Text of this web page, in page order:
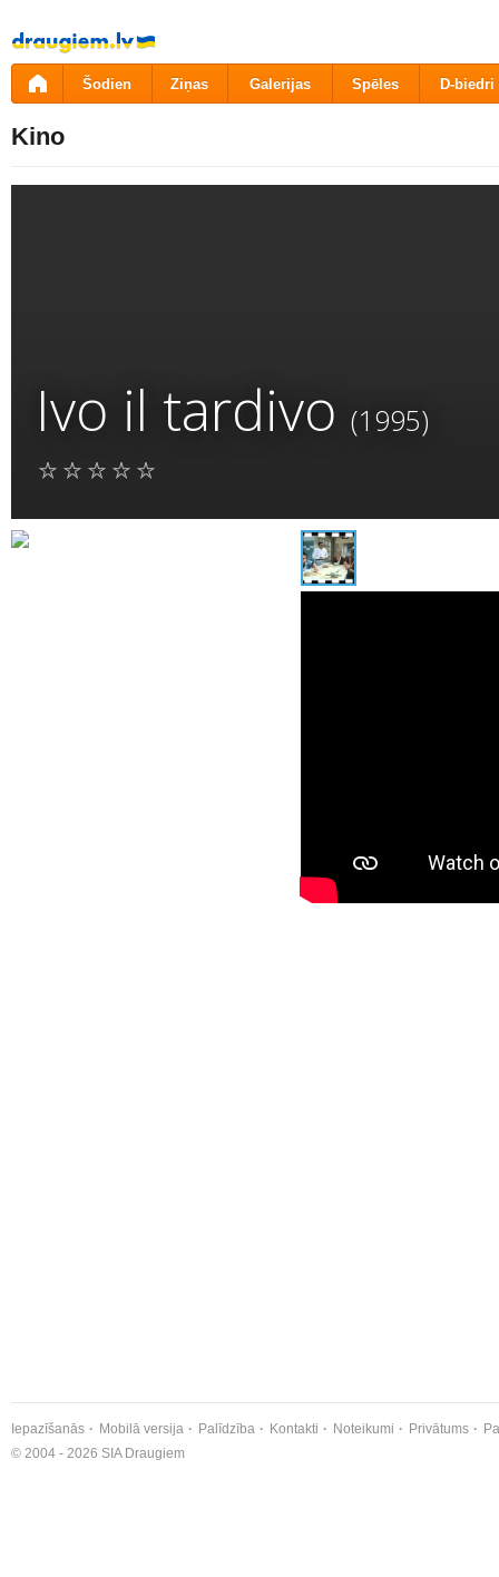
Pāriet
uz
saturu
Šodien Ziņas Galerijas Spēles D-biedri
Kino
Ivo il tardivo (1995)
Iepazīšanās Mobilā versija Palīdzība Kontakti Noteikumi Privātums
© 2004 - 2026 SIA Draugiem